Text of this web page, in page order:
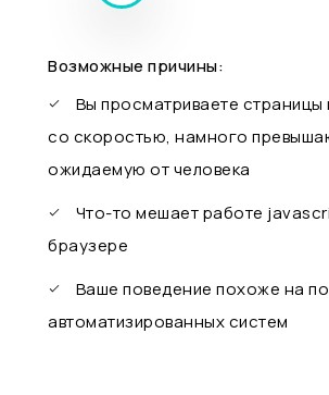
Возможные причины:
Вы просматриваете страницы
со скоростью, намного
ожидаемую от человека
Что-то мешает работе
браузере
Ваше поведение похоже на
автоматизированных систем